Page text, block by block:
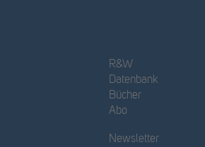
R&W
Datenbank
Bücher
Abo
Newsletter